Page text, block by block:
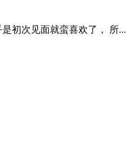
初次见面就蛮喜欢了， 所...